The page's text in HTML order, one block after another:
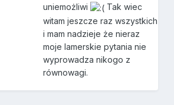
uniemożliwi
Tak wiec
witam jeszcze raz wszystkich
i mam nadzieje że nieraz
moje lamerskie pytania nie
wyprowadza nikogo z
równowagi.